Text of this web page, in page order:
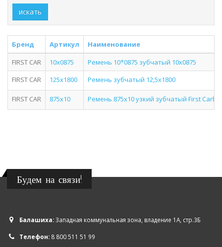
искать
Бренд Артикул
Наименование
FIRST CAR
10x0875
Ремень 10*0875 зубчатый 10x0875
FIRST CAR
125x1800 Ремень зубчатый 12,5x1800
FIRST CAR 875x10 Ремень 875x10 узкий зубчатый First Carbel
Будем на связи!
Балашиха:Западная коммунальная зона, владение 1А, стр.3Б
Телефон: 8 800 511 51 99